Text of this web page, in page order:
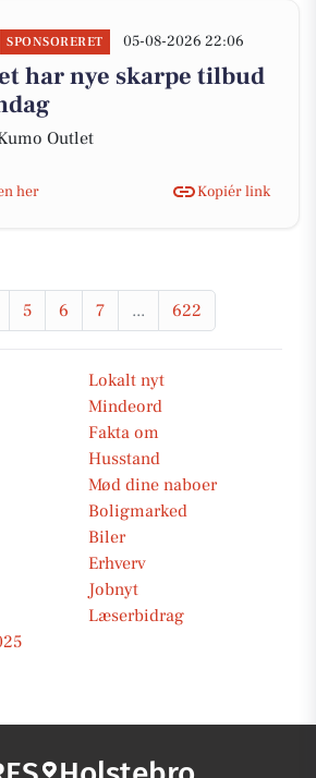
SPONSORERET 05-08-2026 22:06
har nye skarpe tilbud
Outlet
her Kopiér link
5 6 7 ... 622
Lokalt nyt
Mindeord
Fakta om
Husstand
Mød dine naboer
Boligmarked
Biler
Erhverv
Jobnyt
Læserbidrag